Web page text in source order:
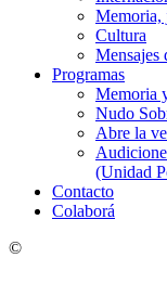
Memoria,
Cultura
Mensajes
Programas
Memoria
Nudo
Abre la
(Unidad
Contacto
Colaborá
©